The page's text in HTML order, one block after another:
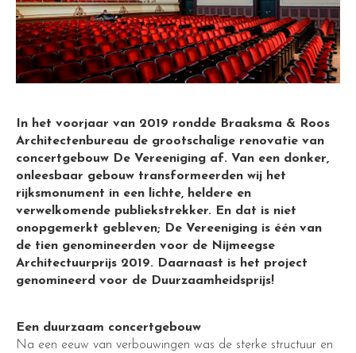
In het voorjaar van 2019 rondde Braaksma & Roos
Architectenbureau de grootschalige renovatie van
concertgebouw De Vereeniging af. Van een donker,
onleesbaar gebouw transformeerden wij het
rijksmonument in een lichte, heldere en
verwelkomende publiekstrekker. En dat is niet
onopgemerkt gebleven; De Vereeniging is één van
de tien genomineerden voor de Nijmeegse
Architectuurprijs 2019. Daarnaast is het project
genomineerd voor de Duurzaamheidsprijs!
Een duurzaam concertgebouw
Na een eeuw van verbouwingen was de sterke structuur en